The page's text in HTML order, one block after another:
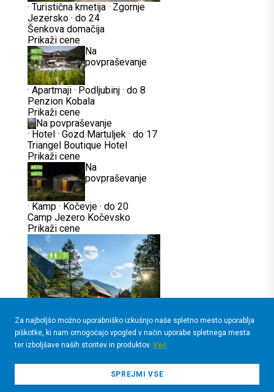
· Turistična kmetija · Zgornje
Jezersko · do 24
Šenkova domačija
Prikaži cene
Na
povpraševanje
· Apartmaji · Podljubinj · do 8
Penzion Kobala
Prikaži cene
Na povpraševanje
· Hotel · Gozd Martuljek · do 17
Triangel Boutique Hotel
Prikaži cene
Na
povpraševanje
· Kamp · Kočevje · do 20
Camp Jezero Kočevsko
Prikaži cene
Apartmaji Soča · do 67
Residence Soča 4*
Prikaži cene
PREVERITE PONUDBO
Za najboljšo možno uporabniško izkušnjo naše spletno mesto uporablja
piškotke, ki nam omogočajo vpogled v način uporabe spletnega mesta
ter izboljšave naših storitev in produktov. Več
SPREJMI VSE